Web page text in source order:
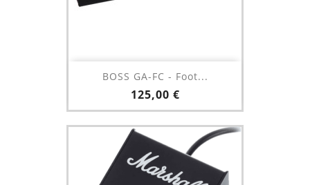
BOSS GA-FC - Foot...
Prix
125,00 €